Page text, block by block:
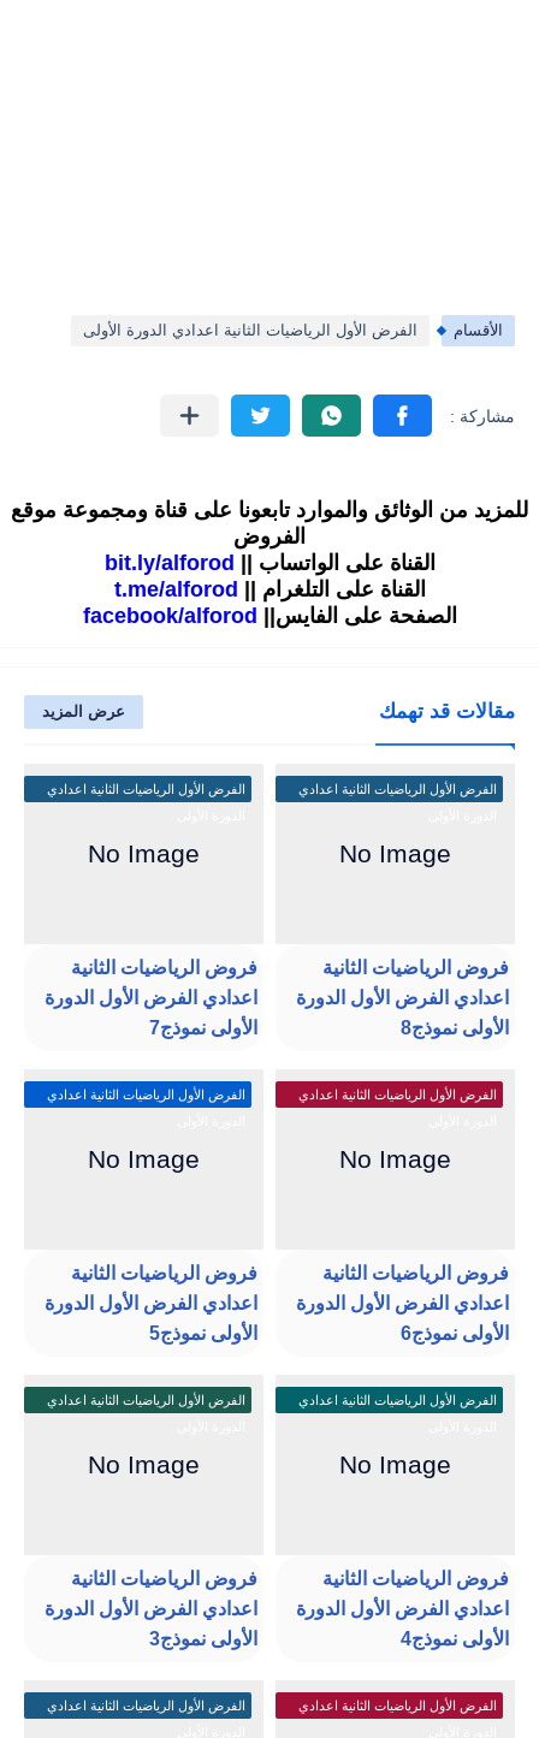
الأقسام الفرض الأول الرياضيات الثانية اعدادي الدورة الأولى
للمزيد من الوثائق والموارد تابعونا على قناة ومجموعة موقع
الفروض
القناة على الواتساب ||
bit.ly/alforod
القناة على التلغرام ||
t.me/alforod
الصفحة على الفايس||
facebook/alforod
مقالات قد تهمك عرض المزيد
الفرض الأول الرياضيات الثانية اعدادي
فروض الرياضيات الثانية
اعدادي الفرض الأول الدورة
الأولى نموذج8
الفرض الأول الرياضيات الثانية اعدادي
فروض الرياضيات الثانية
اعدادي الفرض الأول الدورة
الأولى نموذج7
الفرض الأول الرياضيات الثانية اعدادي
فروض الرياضيات الثانية
اعدادي الفرض الأول الدورة
الأولى نموذج6
الفرض الأول الرياضيات الثانية اعدادي
فروض الرياضيات الثانية
اعدادي الفرض الأول الدورة
الأولى نموذج5
الفرض الأول الرياضيات الثانية اعدادي
فروض الرياضيات الثانية
اعدادي الفرض الأول الدورة
الأولى نموذج4
الفرض الأول الرياضيات الثانية اعدادي
فروض الرياضيات الثانية
اعدادي الفرض الأول الدورة
الأولى نموذج3
الفرض الأول الرياضيات الثانية اعدادي
الفرض الأول الرياضيات الثانية اعدادي